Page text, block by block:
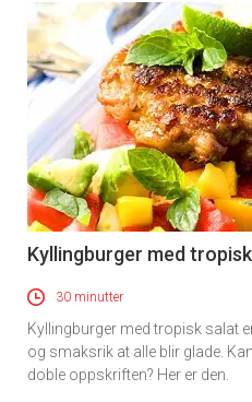
Kyllingburger med
30 minutter
Kyllingburger med tropisk salat
og smaksrik at alle blir glade.
doble oppskriften? Her er den.